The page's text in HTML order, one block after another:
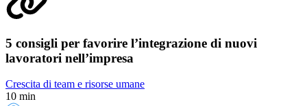
5 consigli per favorire l’integrazione di nuovi
lavoratori nell’impresa
Crescita di team e risorse umane
10 min